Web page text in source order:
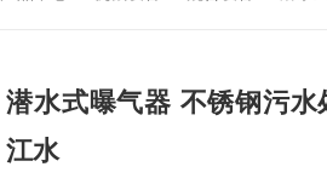
潜水式曝气器 不锈钢污
江水